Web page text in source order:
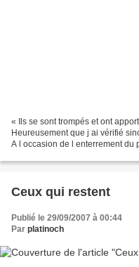
« Ils se sont trompés et ont
Heureusement que j ai vérifié
A l occasion de l enterrement du
Ceux qui restent
Publié le 29/09/2007 à 00:44
Par platinoch